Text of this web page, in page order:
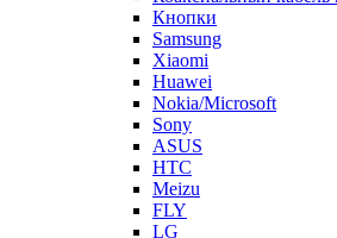
Кнопки
Samsung
Xiaomi
Huawei
Nokia/Microsoft
Sony
ASUS
HTC
Meizu
FLY
LG